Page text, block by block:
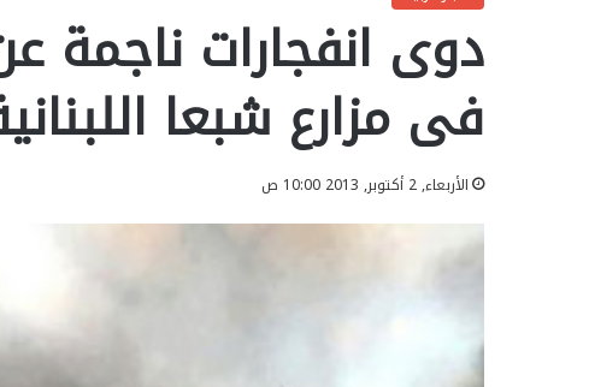
دوى انفجارات ناجمة
فى مزارع شبعا
الأربعاء, 2 أكتوبر, 2013 10:00 ص